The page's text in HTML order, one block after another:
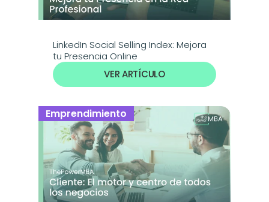
LinkedIn Social Selling Index: Mejora
tu Presencia Online
VER ARTÍCULO
Emprendimiento